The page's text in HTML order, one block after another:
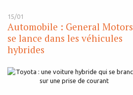
15/01
Automobile : General Motors
se lance dans les véhicules
hybrides